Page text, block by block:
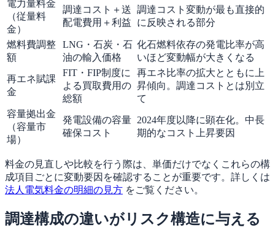
電力量料金
（従量料
金）
調達コスト＋送
配電費用＋利益
調達コスト変動が最も直接的
に反映される部分
燃料費調整
額
LNG・石炭・石
油の輸入価格
化石燃料依存の発電比率が高
いほど変動幅が大きくなる
再エネ賦課
金
FIT・FIP制度に
よる買取費用の
総額
再エネ比率の拡大とともに上
昇傾向。調達コストとは別立
て
容量拠出金
（容量市
場）
発電設備の容量
確保コスト
2024年度以降に顕在化。中長
期的なコスト上昇要因
料金の見直しや比較を行う際は、単価だけでなくこれらの構
成項目ごとに変動要因を確認することが重要です。詳しくは
法人電気料金の明細の見方 をご覧ください。
調達構成の違いがリスク構造に与える